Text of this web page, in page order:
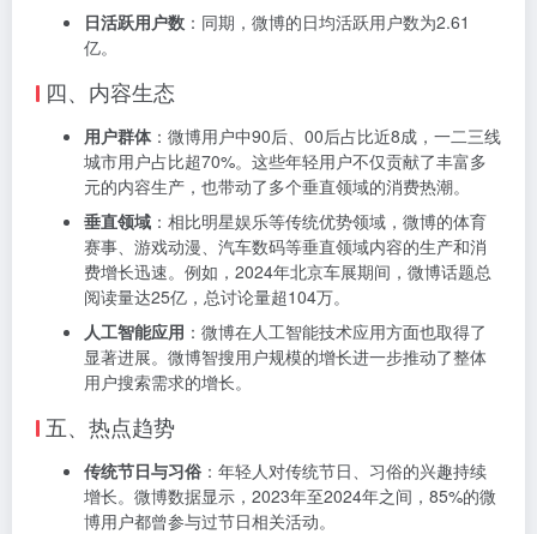
日活跃用户数 ：同期，微博的日均活跃用户数为2.61
亿。
四、内容生态
用户群体：微博用户中90后、00后占比近8成，一二三线
城市用户占比超70%。这些年轻用户不仅贡献了丰富多
元的内容生产，也带动了多个垂直领域的消费热潮。
垂直领域 ：相比明星娱乐等传统优势领域，微博的体育
赛事、游戏动漫、汽车数码等垂直领域内容的生产和消
费增长迅速。例如，2024年北京车展期间，微博话题总
阅读量达25亿，总讨论量超104万。
人工智能应用 ：微博在人工智能技术应用方面也取得了
显著进展。微博智搜用户规模的增长进一步推动了整体
用户搜索需求的增长。
五、热点趋势
传统节日与习俗 ：年轻人对传统节日、习俗的兴趣持续
增长。微博数据显示，2023年至2024年之间，85%的微
博用户都曾参与过节日相关活动。